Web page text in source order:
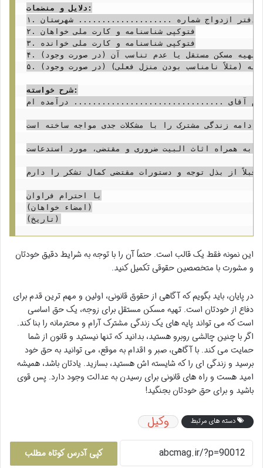
دلایل و منضمات:
۱. رونوشت مصدق عقدنامه شماره ....................... مورخ .................... صادره از دفتر ازدواج شماره .................... شهرستان ....................
۲. فتوکپی شناسنامه و کارت ملی خواهان
۳. فتوکپی شناسنامه و کارت ملی خوانده
۴. (در صورت وجود) استشهادیه محلی مبنی بر عدم تهیه مسکن مستقل یا عدم تناسب آن.
۵. (در صورت وجود) سایر مدارک دال بر خواسته (مثلاً نامناسب بودن منزل فعلی).
شرح خواسته:
آقای ................................ درآمده ام.
زندگی مشترک را با مشکلات جدی مواجه ساخته است.
به همراه اثاث البیت ضروری و مقتضی، مورد استدعاست.
قبلاً از بذل توجه و دستورات مقتضی کمال تشکر را دارم.
با احترام فراوان
(امضاء خواهان)
این نمونه فقط یک قالب است. حتماً آن را با توجه به شرایط دقیق خودتان
و مشورت با متخصصین حقوقی تکمیل کنید.
در پایان، باید بگویم که آگاهی از حقوق قانونی، اولین و مهم ترین قدم برای
دفاع از خودتان است. تهیه مسکن مستقل برای زوجه، یک حق اساسی
است که می تواند پایه های یک زندگی مشترک آرام و محترمانه را بنا کند.
اگر با چنین چالشی روبرو هستید، بدانید که تنها نیستید و قانون از شما
حمایت می کند. با آگاهی، صبر و اقدام به موقع، می توانید به حق خود
برسید و زندگی ای را که شایسته اش هستید، بسازید. یادتان باشد، همیشه
امید هست و راه های قانونی برای رسیدن به عدالت وجود دارد. پس قوی
باشید و برای حق خودتان بجنگید!
دسته های مرتبط وکیل
کپی آدرس کوتاه مطلب